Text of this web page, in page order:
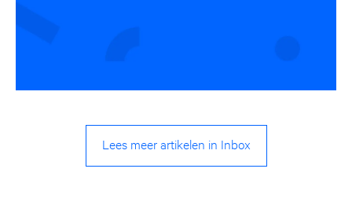
Lees meer artikelen in Inbox